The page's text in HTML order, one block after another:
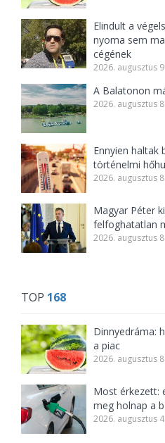
Elindult a
nyoma sem
cégének
2026. augusztus
A Balatonon
2026. augusztus
Ennyien haltak
történelmi
2026. augusztus
Magyar Péter
felfoghatatlan
2026. augusztus
TOP 168
Dinnyedráma:
a piac
2026. augusztus
Most érkezett:
meg holnap a
2026. augusztus